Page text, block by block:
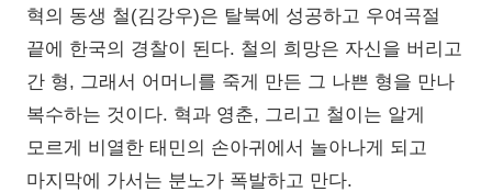
혁의 동생 철(김강우)은 탈북에 성공하고 우여곡절
끝에 한국의 경찰이 된다. 철의 희망은 자신을 버리고
간 형, 그래서 어머니를 죽게 만든 그 나쁜 형을 만나
복수하는 것이다. 혁과 영춘, 그리고 철이는 알게
모르게 비열한 태민의 손아귀에서 놀아나게 되고
마지막에 가서는 분노가 폭발하고 만다.